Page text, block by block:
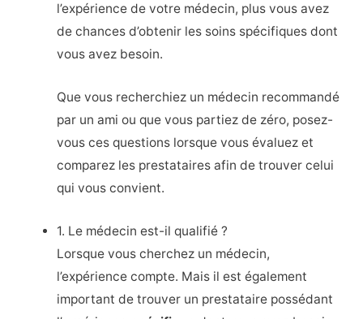
l’expérience de votre médecin, plus vous avez
de chances d’obtenir les soins spécifiques dont
vous avez besoin.
Que vous recherchiez un médecin recommandé
par un ami ou que vous partiez de zéro, posez-
vous ces questions lorsque vous évaluez et
comparez les prestataires afin de trouver celui
qui vous convient.
1. Le médecin est-il qualifié ?
Lorsque vous cherchez un médecin,
l’expérience compte. Mais il est également
important de trouver un prestataire possédant